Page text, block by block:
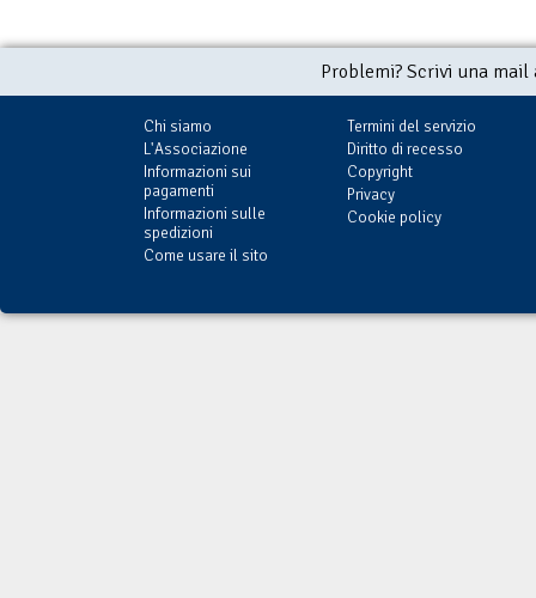
Problemi? Scrivi una
Chi siamo
L'Associazione
Informazioni sui
pagamenti
Informazioni sulle
spedizioni
Come usare il sito
Termini del servizio
Diritto di recesso
Copyright
Privacy
Cookie policy